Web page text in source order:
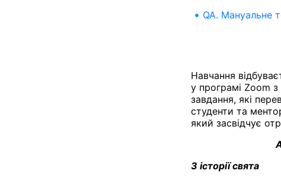
QA. Мануальне
Навчання
у програмі Zoom
завдання, які
студенти та
який засвідчує
З історії свята